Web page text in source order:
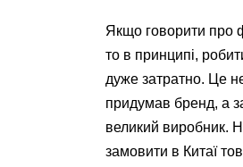
Якщо говорити про
то в принципі,
дуже затратно. Це
придумав бренд, а
великий виробник.
замовити в Китаї